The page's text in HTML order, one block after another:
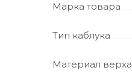
Марка товара
Тип каблука
Материал верха